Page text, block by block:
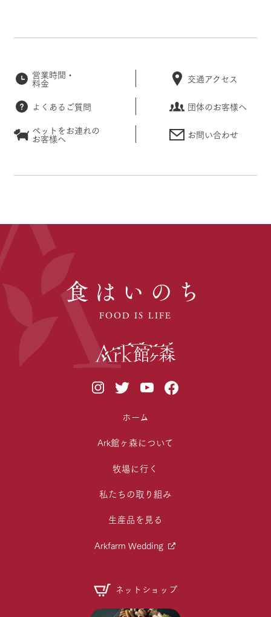
営業時間・
料金 交通アクセス
よくあるご質問
団体のお客様へ
ペットをお連れの
お客様へ お問い合わせ
食はいのち
FOOD IS LIFE
ホーム
Ark館ヶ森について
牧場に行く
私たちの取り組み
生産品を見る
Arkfarm Wedding
ネットショップ